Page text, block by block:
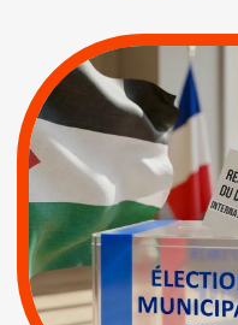
MUNICIPALES 2026 :
JE VOTE POUR LE
RESPECT DU DROIT
INTERNATIONAL EN
PALESTINE
APPELS | Actus |
Espaces Sans
Apartheid
| Lettres d'interpellation